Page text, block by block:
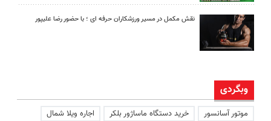
نقش مکمل در مسیر ورزشکاران حرفه ای ؛ با حضور رضا علیپور
وبگردی
موتور آسانسور خرید دستگاه ماساژور بلکر
اجاره ویلا شمال